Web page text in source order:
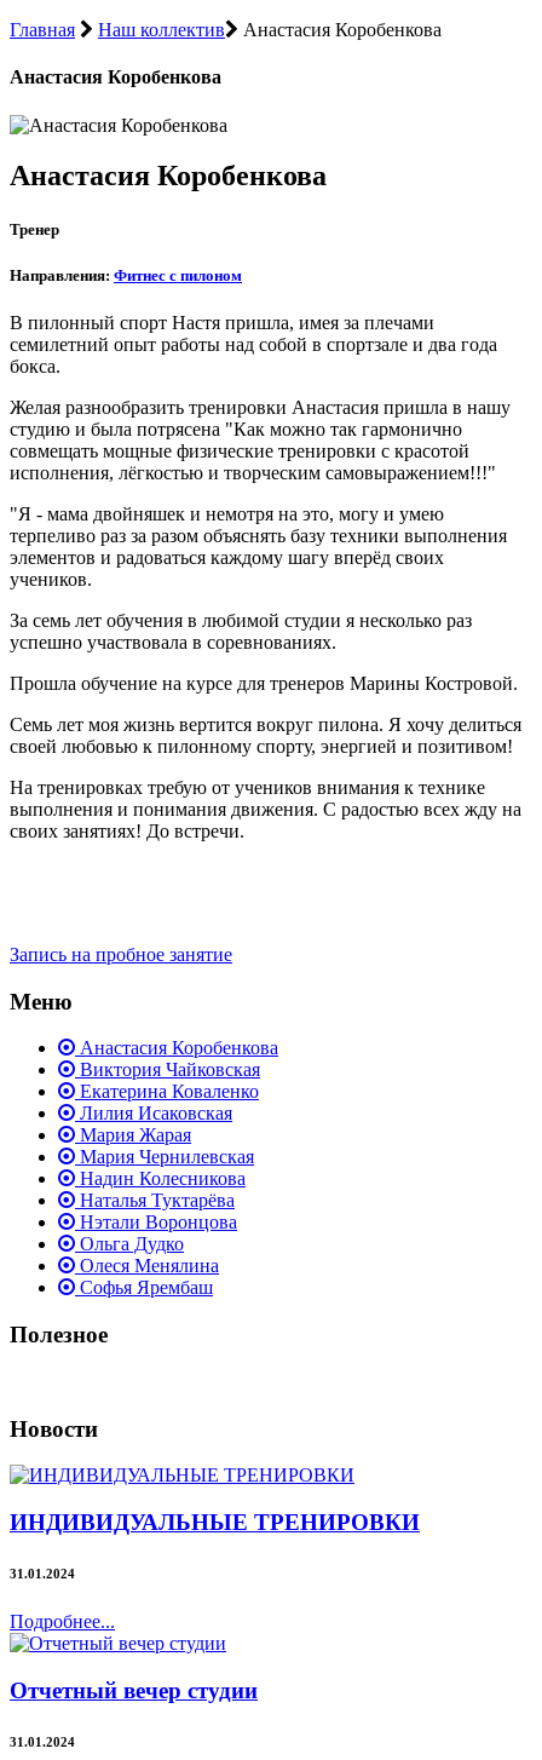
Главная
Наш коллектив Анастасия Коробенкова
Анастасия Коробенкова
Анастасия Коробенкова
Тренер
Направления: Фитнес с пилоном
В пилонный спорт Настя пришла, имея за плечами
семилетний опыт работы над собой в спортзале и два года
бокса.
Желая разнообразить тренировки Анастасия пришла в нашу
студию и была потрясена "Как можно так гармонично
совмещать мощные физические тренировки с красотой
исполнения, лёгкостью и творческим самовыражением!!!"
"Я - мама двойняшек и немотря на это, могу и умею
терпеливо раз за разом объяснять базу техники выполнения
элементов и радоваться каждому шагу вперёд своих
учеников.
За семь лет обучения в любимой студии я несколько раз
успешно участвовала в соревнованиях.
Прошла обучение на курсе для тренеров Марины Костровой.
Семь лет моя жизнь вертится вокруг пилона. Я хочу делиться
своей любовью к пилонному спорту, энергией и позитивом!
На тренировках требую от учеников внимания к технике
выполнения и понимания движения. С радостью всех жду на
своих занятиях! До встречи.
Запись на пробное занятие
Меню
Анастасия Коробенкова
Виктория Чайковская
Екатерина Коваленко
Лилия Исаковская
Мария Жарая
Мария Чернилевская
Надин Колесникова
Наталья Туктарёва
Нэтали Воронцова
Ольга Дудко
Олеся Менялина
Софья Ярембаш
Полезное
Новости
ИНДИВИДУАЛЬНЫЕ ТРЕНИРОВКИ
31.01.2024
Подробнее...
Отчетный вечер студии
31.01.2024